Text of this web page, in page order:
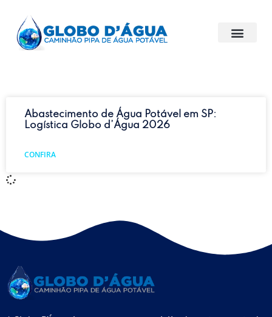
Abastecimento de Água Potável em SP:
Logística Globo d’Água 2026
CONFIRA